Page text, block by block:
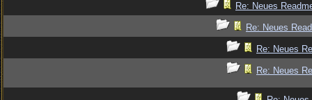
Re: Neues
Re: Neues
Re: Neues
Re: Neues